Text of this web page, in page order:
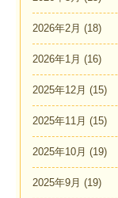
2026年2月 (18)
2026年1月 (16)
2025年12月 (15)
2025年11月 (15)
2025年10月 (19)
2025年9月 (19)